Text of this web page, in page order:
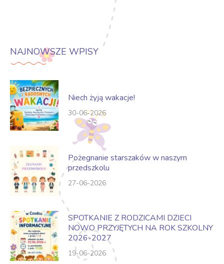
NAJNOWSZE WPISY
Niech żyją wakacje!
30-06-2026
Pożegnanie starszaków w naszym
przedszkolu
27-06-2026
SPOTKANIE Z RODZICAMI DZIECI
NOWO PRZYJĘTYCH NA ROK SZKOLNY
2026-2027
19-06-2026